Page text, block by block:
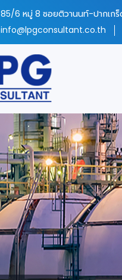
85/6 หมู่ 8 ซอยติวานนท์-ปากเกร็
info@lpgconsultant.co.th